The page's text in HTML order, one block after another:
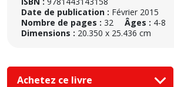
Date de publication : Février 2015
Nombre de pages : 32 Âges : 4-8
Dimensions : 20.350 x 25.436 cm
Achetez ce livre